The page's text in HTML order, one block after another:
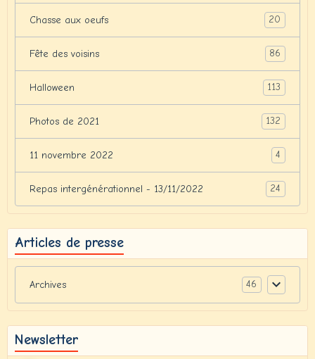
Chasse aux oeufs 20
Fête des voisins 86
Halloween 113
Photos de 2021 132
11 novembre 2022 4
Repas intergénérationnel - 13/11/2022 24
Articles de presse
Archives 46
Newsletter